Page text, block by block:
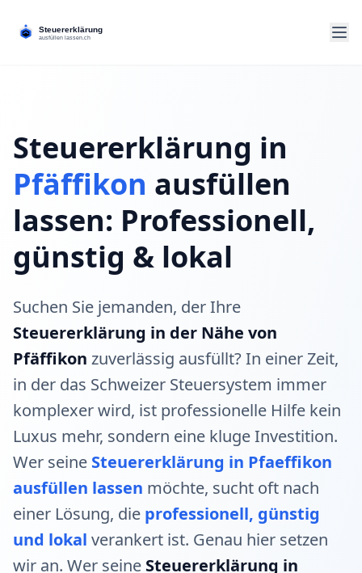
Steuererklärung in
Pfäffikon ausfüllen
lassen: Professionell,
günstig & lokal
Suchen Sie jemanden, der Ihre
Steuererklärung in der Nähe von
Pfäffikon zuverlässig ausfüllt? In einer Zeit,
in der das Schweizer Steuersystem immer
komplexer wird, ist professionelle Hilfe kein
Luxus mehr, sondern eine kluge Investition.
Wer seine Steuererklärung in Pfaeffikon
ausfüllen lassen möchte, sucht oft nach
einer Lösung, die professionell, günstig
und lokal verankert ist. Genau hier setzen
wir an. Wer seine Steuererklärung in